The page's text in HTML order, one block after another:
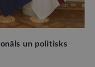
un politisks